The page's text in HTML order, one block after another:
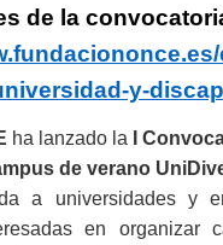
de la
y-
ha lanzado la I
de verano
a universidades y
en organizar